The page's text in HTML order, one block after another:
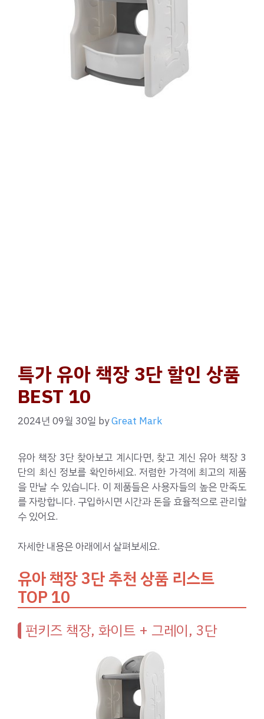
특가 유아 책장 3단 할인 상품
BEST 10
2024년 09월 30일 byGreat Mark
유아 책장 3단 찾아보고 계시다면, 찾고 계신 유아 책장 3
단의 최신 정보를 확인하세요. 저렴한 가격에 최고의 제품
을 만날 수 있습니다. 이 제품들은 사용자들의 높은 만족도
를 자랑합니다. 구입하시면 시간과 돈을 효율적으로 관리할
수 있어요.
자세한 내용은 아래에서 살펴보세요.
유아 책장 3단 추천 상품 리스트
TOP 10
펀키즈 책장, 화이트 + 그레이, 3단